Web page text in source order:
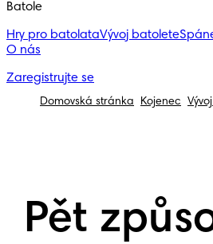
Batole
Hry pro batolataVývoj batolete
O nás
Zaregistrujte se
Domovská stránka Kojenec
Pět